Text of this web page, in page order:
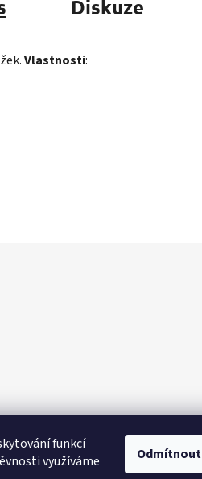
funkcí
využíváme
Odmítnout
Diskuze
Vlastnosti: